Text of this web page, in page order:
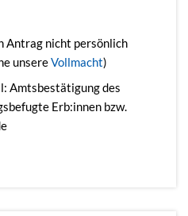
Antrag nicht persönlich
unsereVollmacht)
Amtsbestätigung des
Erb:innen bzw.